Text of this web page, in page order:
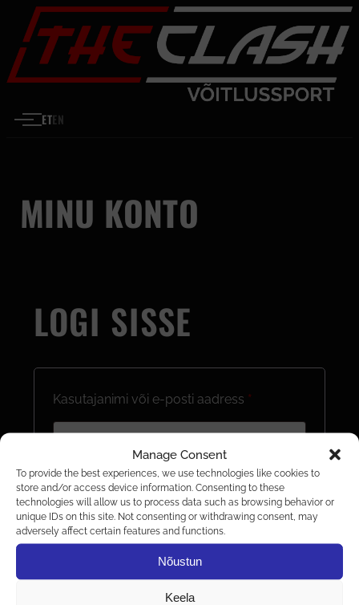
Manage Consent
To provide the best experiences, we use technologies like cookies to
store and/or access device information. Consenting to these
technologies will allow us to process data such as browsing behavior or
unique IDs on this site. Not consenting or withdrawing consent, may
adversely affect certain features and functions.
Nõustun
Keela
Liigu sisu juurde
ETEN
MINU KONTO
LOGI SISSE
Kasutajanimi või e-posti aadress *Nõutud
Parool*Nõutud
Jäta mind meelde